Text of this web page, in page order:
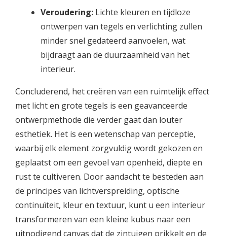
Veroudering:Lichte kleuren en tijdloze
ontwerpen van tegels en verlichting zullen
minder snel gedateerd aanvoelen, wat
bijdraagt aan de duurzaamheid van het
interieur.
Concluderend, het creëren van een ruimtelijk effect
met licht en grote tegels is een geavanceerde
ontwerpmethode die verder gaat dan louter
esthetiek. Het is een wetenschap van perceptie,
waarbij elk element zorgvuldig wordt gekozen en
geplaatst om een gevoel van openheid, diepte en
rust te cultiveren. Door aandacht te besteden aan
de principes van lichtverspreiding, optische
continuïteit, kleur en textuur, kunt u een interieur
transformeren van een kleine kubus naar een
uitnodigend canvas dat de zintuigen prikkelt en de